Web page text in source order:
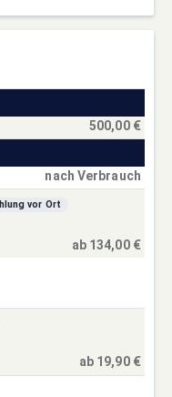
500,00 €
nach Verbrauch
vor Ort
ab 134,00 €
ab 19,90 €